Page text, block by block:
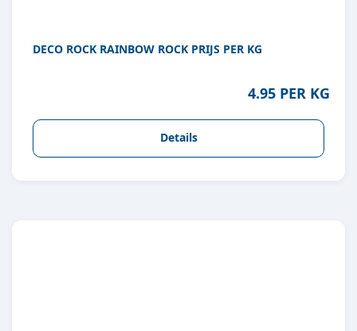
DECO ROCK RAINBOW ROCK PRIJS PER KG
4.95 PER KG
Details